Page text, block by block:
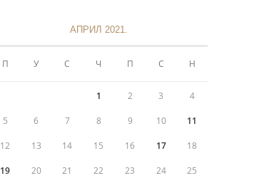
АПРИЛ 2021.
П У С Ч П С Н
1 2 3 4
5 6 7 8 9 10 11
12 13 14 15 16 17 18
19 20 21 22 23 24 25